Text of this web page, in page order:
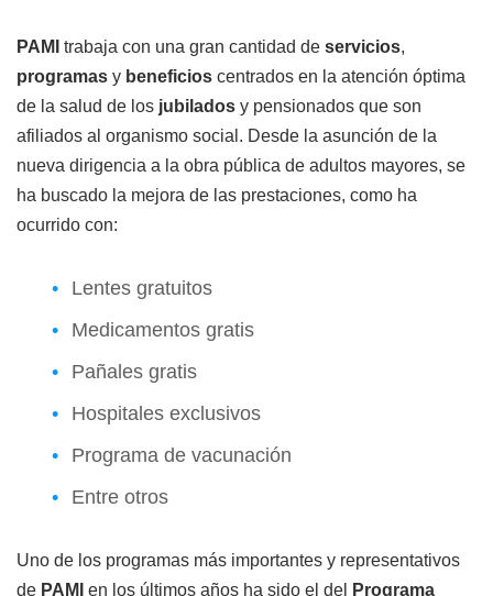
PAMI trabaja con una gran cantidad de servicios,
programas y beneficios centrados en la atención óptima
de la salud de los jubilados y pensionados que son
afiliados al organismo social. Desde la asunción de la
nueva dirigencia a la obra pública de adultos mayores, se
ha buscado la mejora de las prestaciones, como ha
ocurrido con:
Lentes gratuitos
Medicamentos gratis
Pañales gratis
Hospitales exclusivos
Programa de vacunación
Entre otros
Uno de los programas más importantes y representativos
de PAMI en los últimos años ha sido el del Programa